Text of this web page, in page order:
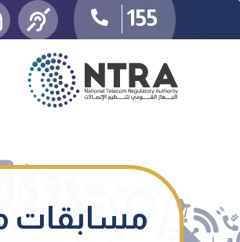
155
مسابقات